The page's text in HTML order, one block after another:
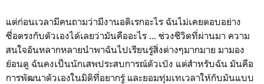
แต่ก่อนเวลามีคนถามว่ามีงานอดิเรกอะไร ฉันไม่เคยตอบอย่าง
ซื่อตรงกับตัวเองได้เลยว่ามันคืออะไร ... ช่วงชีวิตที่ผ่านมา ความ
สนใจอันหลากหลายนำพาฉันไปเรียนรู้สิ่งต่างๆมากมาย มามอง
ย้อนดู ฉันคงเป็นนักเสพประสบการณ์ตัวเป้ง แต่สำหรับฉัน มันคือ
การพัฒนาตัวเองในมิติที่อยากรู้ และยอมทุ่มเทเวลาให้กับมันแบบ